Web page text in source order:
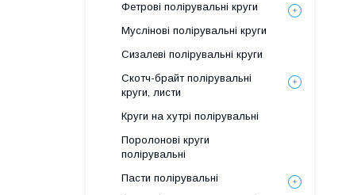
Фетрові полірувальні круги
Муслінові полірувальні круги
Сизалеві полірувальні круги
Скотч-брайт полірувальні
круги, листи
Круги на хутрі полірувальні
Поролонові круги
полірувальні
Пасти полірувальні